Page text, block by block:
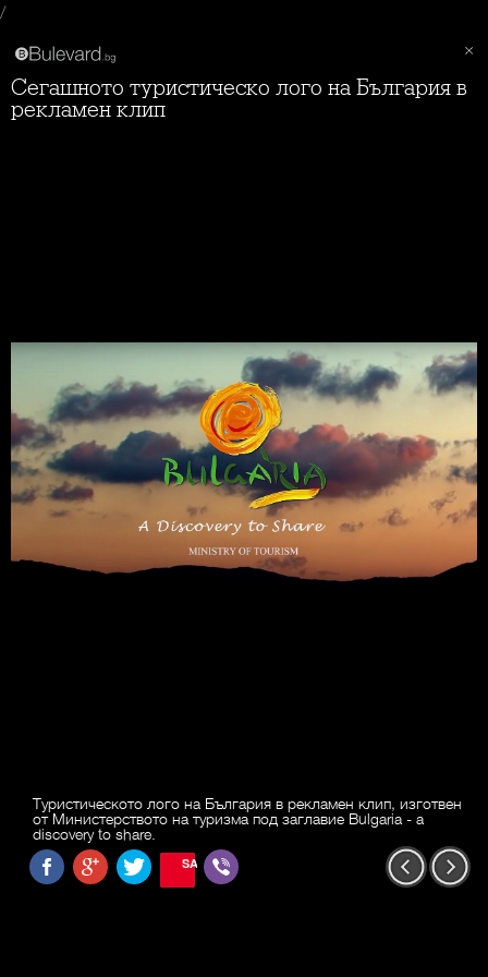
/
Сегашното туристическо лого на България в
рекламен клип
Туристическото лого на България в рекламен клип, изготвен
от Министерството на туризма под заглавие Bulgaria - a
discovery to share.
SAVE